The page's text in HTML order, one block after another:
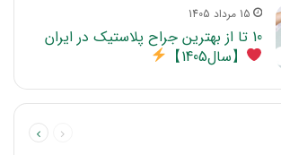
15 مرداد 1405
10 تا از بهترین جراح پلاستیک در ایران
【سال1405】
صفحهصفحه